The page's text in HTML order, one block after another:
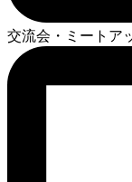
交流会・ミートア